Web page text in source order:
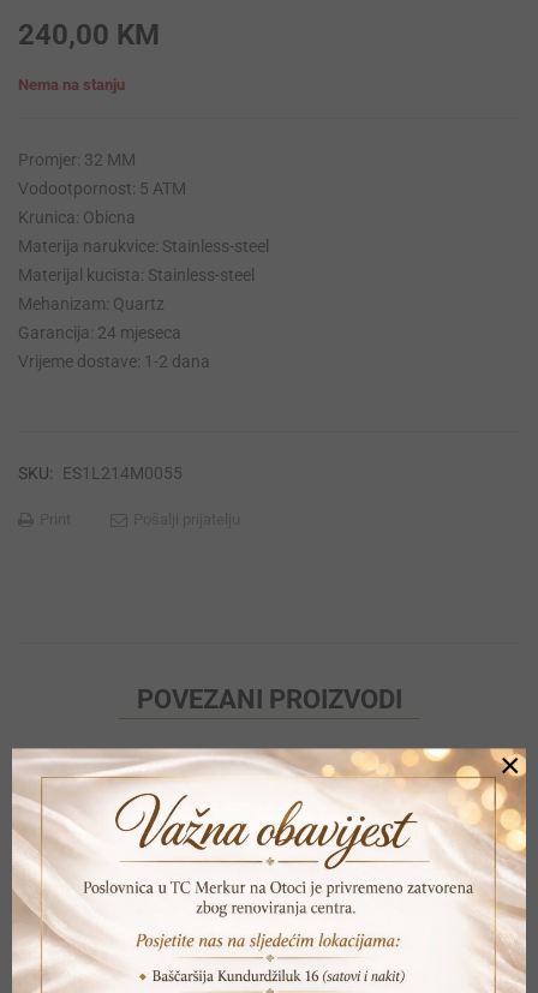
240,00 KM
Nema na stanju
Promjer: 32 MM
Vodootpornost: 5 ATM
Krunica: Obicna
Materija narukvice: Stainless-steel
Materijal kucista: Stainless-steel
Mehanizam: Quartz
Garancija: 24 mjeseca
Vrijeme dostave: 1-2 dana
SKU: ES1L214M0055
POVEZANI PROIZVODI
×